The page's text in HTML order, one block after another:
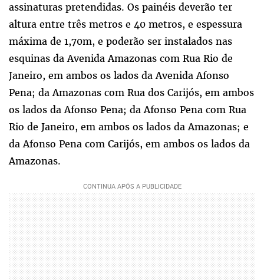
assinaturas pretendidas. Os painéis deverão ter
altura entre três metros e 40 metros, e espessura
máxima de 1,70m, e poderão ser instalados nas
esquinas da Avenida Amazonas com Rua Rio de
Janeiro, em ambos os lados da Avenida Afonso
Pena; da Amazonas com Rua dos Carijós, em ambos
os lados da Afonso Pena; da Afonso Pena com Rua
Rio de Janeiro, em ambos os lados da Amazonas; e
da Afonso Pena com Carijós, em ambos os lados da
Amazonas.